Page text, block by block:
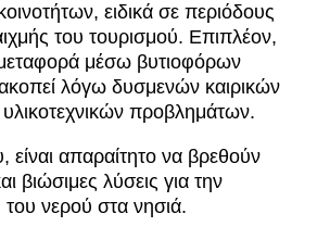
ειδικά σε περιόδους
του τουρισμού. Επιπλέον,
μέσω βυτιοφόρων
λόγω δυσμενών καιρικών
προβλημάτων.
είναι απαραίτητο να βρεθούν
βιώσιμες λύσεις για την
νερού στα νησιά.